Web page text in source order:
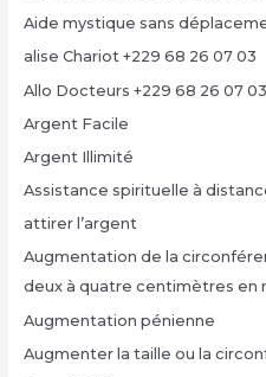
Aide mystique sans
alise Chariot +229 68 26 07 03
Allo Docteurs +229 68 26 07 03
Argent Facile
Argent Illimité
Assistance spirituelle à
attirer l’argent
Augmentation de la
deux à quatre centimètres en
Augmentation pénienne
Augmenter la taille ou la